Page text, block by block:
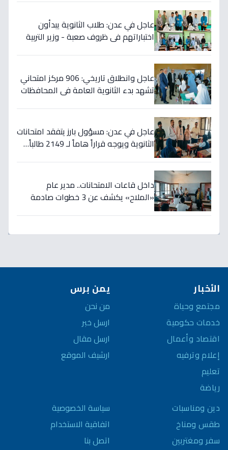
عاجل في عدن: طلاب الثانوية يبدأون
اختباراتهم في ظروف صعبة - وزير التربية
عاجل وانطلاق تاريخي: 906 مركز امتحاني
تشهد بدء الثانوية العامة في المحافظات
عاجل في عدن: مسؤول بارز يتفقد امتحانات
الثانوية ويوجه قراراً هاماً لـ 2149 طالباً…
داخل قاعات الامتحانات.. مدير عام
«الملاح» يكشف عن 3 خطوات صادمة
الأخبار
مجتمع وحياة
خدمات حكومية
اقتصاد وأعمال
إعلام وترفيه
تعليم
رياضة
دين ومناسبات
طقس ومناخ
سفر ومغتربين
يمن برس
من نحن
ارسل خبر
ارسل مقال
ارشيف الموقع
سياسة الخصوصية
اتفاقية الاستخدام
اتصل بنا